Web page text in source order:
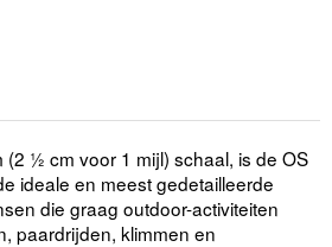
(2 ½ cm voor 1 mijl) schaal, is de OS
ideale en meest gedetailleerde
die graag outdoor-activiteiten
paardrijden, klimmen en